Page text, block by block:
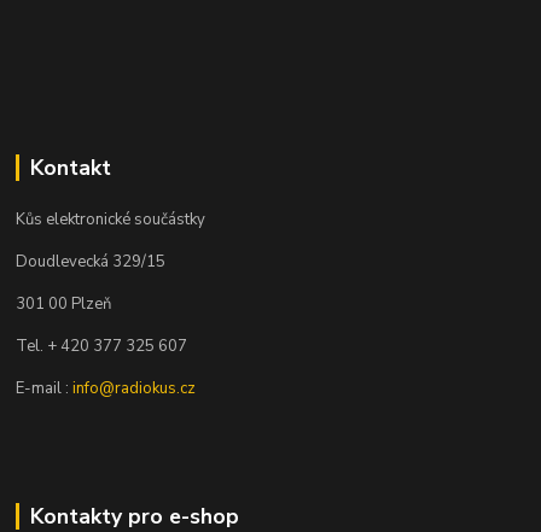
Kontakt
Kůs elektronické součástky
Doudlevecká 329/15
301 00 Plzeň
Tel. + 420 377 325 607
E-mail :info@radiokus.cz
Kontakty pro e-shop